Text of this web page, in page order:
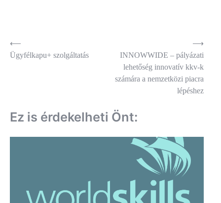
Bejegyzés
navigáció
⟵
Ügyfélkapu+ szolgáltatás
INNOWWIDE – pályázati
lehetőség innovatív kkv-k
számára a nemzetközi piacra
lépéshez
⟶
Ez is érdekelheti Önt: